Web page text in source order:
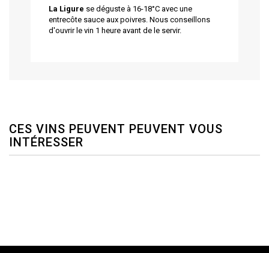
La Ligure se déguste à 16-18°C avec une
entrecôte sauce aux poivres. Nous conseillons
d'ouvrir le vin 1 heure avant de le servir.
CES VINS PEUVENT PEUVENT VOUS
INTÉRESSER